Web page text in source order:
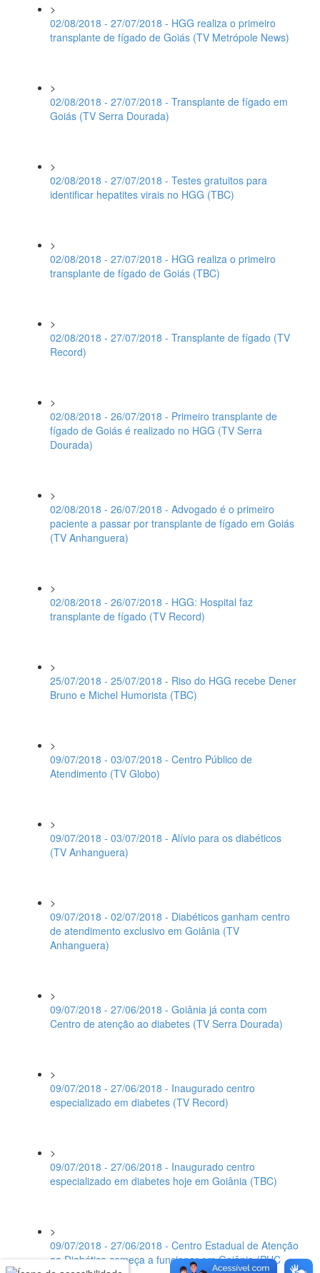
>
02/08/2018 - 27/07/2018 - HGG realiza o primeiro
transplante de fígado de Goiás (TV Metrópole News)
>
02/08/2018 - 27/07/2018 - Transplante de fígado em
Goiás (TV Serra Dourada)
>
02/08/2018 - 27/07/2018 - Testes gratuitos para
identificar hepatites virais no HGG (TBC)
>
02/08/2018 - 27/07/2018 - HGG realiza o primeiro
transplante de fígado de Goiás (TBC)
>
02/08/2018 - 27/07/2018 - Transplante de fígado (TV
Record)
>
02/08/2018 - 26/07/2018 - Primeiro transplante de
fígado de Goiás é realizado no HGG (TV Serra
Dourada)
>
02/08/2018 - 26/07/2018 - Advogado é o primeiro
paciente a passar por transplante de fígado em Goiás
(TV Anhanguera)
>
02/08/2018 - 26/07/2018 - HGG: Hospital faz
transplante de fígado (TV Record)
>
25/07/2018 - 25/07/2018 - Riso do HGG recebe Dener
Bruno e Michel Humorista (TBC)
>
09/07/2018 - 03/07/2018 - Centro Público de
Atendimento (TV Globo)
>
09/07/2018 - 03/07/2018 - Alívio para os diabéticos
(TV Anhanguera)
>
09/07/2018 - 02/07/2018 - Diabéticos ganham centro
de atendimento exclusivo em Goiânia (TV
Anhanguera)
>
09/07/2018 - 27/06/2018 - Goiânia já conta com
Centro de atenção ao diabetes (TV Serra Dourada)
>
09/07/2018 - 27/06/2018 - Inaugurado centro
especializado em diabetes (TV Record)
>
09/07/2018 - 27/06/2018 - Inaugurado centro
especializado em diabetes hoje em Goiânia (TBC)
>
09/07/2018 - 27/06/2018 - Centro Estadual de Atenção
ao Diabético começa a funcionar em Goiânia (PUC